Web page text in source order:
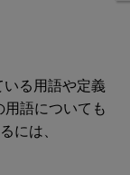
る用語や定義
語についても
には、